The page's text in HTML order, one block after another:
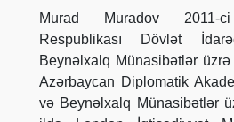
Murad Muradov 2011-
Respublikası Dövlət
Beynəlxalq Münasibətlər
Azərbaycan Diplomatik
və Beynəlxalq Münasibətlər